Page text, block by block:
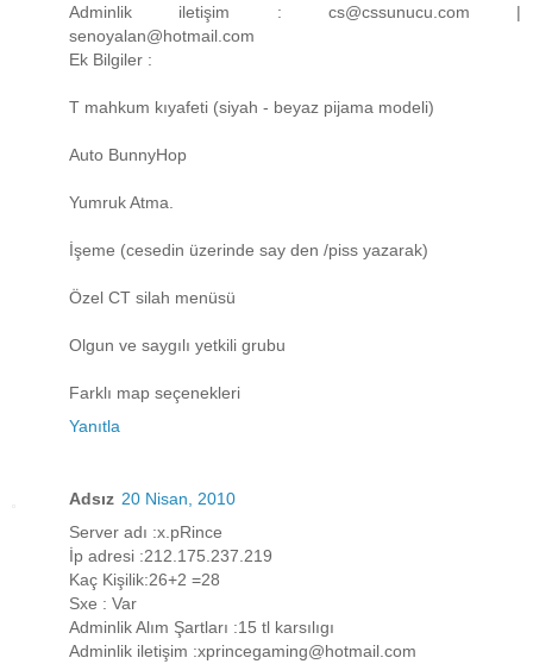
Adminlik iletişim : cs@cssunucu.com |
senoyalan@hotmail.com
Ek Bilgiler :
T mahkum kıyafeti (siyah - beyaz pijama modeli)
Auto BunnyHop
Yumruk Atma.
İşeme (cesedin üzerinde say den /piss yazarak)
Özel CT silah menüsü
Olgun ve saygılı yetkili grubu
Farklı map seçenekleri
Yanıtla
Adsız 20 Nisan, 2010
Server adı :x.pRince
İp adresi :212.175.237.219
Kaç Kişilik:26+2 =28
Sxe : Var
Adminlik Alım Şartları :15 tl karsılıgı
Adminlik iletişim :xprincegaming@hotmail.com